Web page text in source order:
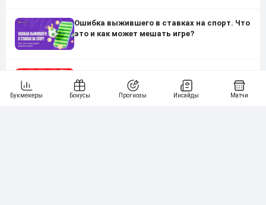
Ошибка выжившего в ставках на спорт. Что
это и как может мешать игре?
число 88